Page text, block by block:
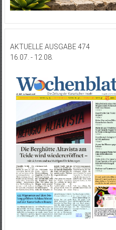
AKTUELLE AUSGABE 474
16.07. - 12.08.